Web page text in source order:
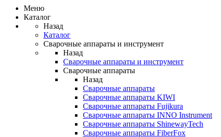
Меню
Каталог
Назад
Каталог
Сварочные аппараты и инструмент
Назад
Сварочные аппараты и инструмент
Сварочные аппараты
Назад
Сварочные аппараты
Сварочные аппараты KIWI
Сварочные аппараты Fujikura
Сварочные аппараты INNO Instrument
Сварочные аппараты ShinewayTech
Cварочные аппараты FiberFox